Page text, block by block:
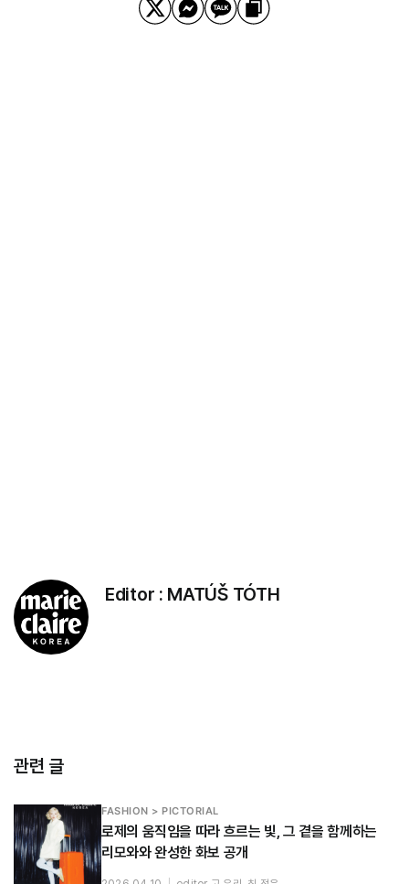
Editor : MATÚŠ TÓTH
관련 글
FASHION > PICTORIAL
로제의 움직임을 따라 흐르는 빛, 그 곁을 함께하는
리모와와 완성한 화보 공개